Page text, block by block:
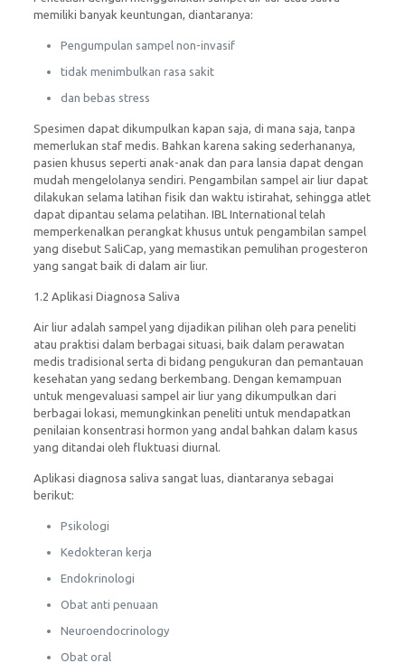
memiliki banyak keuntungan, diantaranya:
Pengumpulan sampel non-invasif
tidak menimbulkan rasa sakit
dan bebas stress
Spesimen dapat dikumpulkan kapan saja, di mana saja, tanpa
memerlukan staf medis. Bahkan karena saking sederhananya,
pasien khusus seperti anak-anak dan para lansia dapat dengan
mudah mengelolanya sendiri. Pengambilan sampel air liur dapat
dilakukan selama latihan fisik dan waktu istirahat, sehingga atlet
dapat dipantau selama pelatihan. IBL International telah
memperkenalkan perangkat khusus untuk pengambilan sampel
yang disebut SaliCap, yang memastikan pemulihan progesteron
yang sangat baik di dalam air liur.
1.2 Aplikasi Diagnosa Saliva
Air liur adalah sampel yang dijadikan pilihan oleh para peneliti
atau praktisi dalam berbagai situasi, baik dalam perawatan
medis tradisional serta di bidang pengukuran dan pemantauan
kesehatan yang sedang berkembang. Dengan kemampuan
untuk mengevaluasi sampel air liur yang dikumpulkan dari
berbagai lokasi, memungkinkan peneliti untuk mendapatkan
penilaian konsentrasi hormon yang andal bahkan dalam kasus
yang ditandai oleh fluktuasi diurnal.
Aplikasi diagnosa saliva sangat luas, diantaranya sebagai
berikut:
Psikologi
Kedokteran kerja
Endokrinologi
Obat anti penuaan
Neuroendocrinology
Obat oral